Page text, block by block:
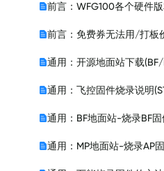
前言：WFG100各个硬件
通用：开源地面站下载
通用：飞控固件烧录说明
通用：BF地面站-烧录BF固
通用：MP地面站-烧录AP